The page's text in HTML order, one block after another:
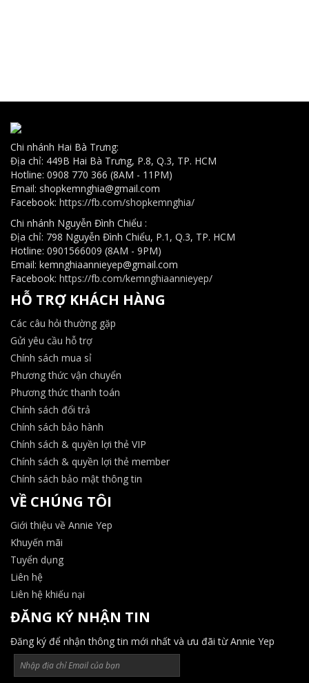
Chi nhánh Hai Bà Trưng:
Địa chỉ: 449B Hai Bà Trưng, P.8, Q.3, TP. HCM
Hotline: 0908 770 366 (8AM - 11PM)
Email: shopkemnghia@gmail.com
Facebook: https://fb.com/shopkemnghia/
Chi nhánh Nguyễn Đình Chiểu :
Địa chỉ: 798 Nguyễn Đình Chiểu, P.1, Q.3, TP. HCM
Hotline: 0901566009 (8AM - 9PM)
Email: kemnghiaannieyep@gmail.com
Facebook: https://fb.com/kemnghiaannieyep/
HỖ TRỢ KHÁCH HÀNG
Các câu hỏi thường gặp
Gửi yêu cầu hỗ trợ
Chính sách mua sỉ
Phương thức vận chuyển
Phương thức thanh toán
Chính sách đổi trả
Chính sách bảo hành
Chính sách & quyền lợi thẻ VIP
Chính sách & quyền lợi thẻ member
Chính sách bảo mật thông tin
VỀ CHÚNG TÔI
Giới thiệu về Annie Yep
Khuyến mãi
Tuyển dụng
Liên hệ
Liên hệ khiếu nại
ĐĂNG KÝ NHẬN TIN
Đăng ký để nhận thông tin mới nhất và ưu đãi từ Annie Yep